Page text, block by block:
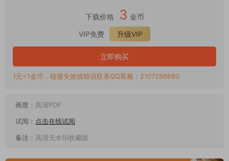
下载价格 3 金币
VIP免费
升级VIP
立即购买
1元=1金币，链接失效或错误联系QQ客服：2107286680
画质： 高清PDF
试阅： 点击在线试阅
备注： 高清无水印收藏版